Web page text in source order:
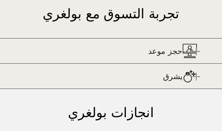
تجربة التسوق مع بولغري
حجز موعد
يشرق
انجازات بولغري